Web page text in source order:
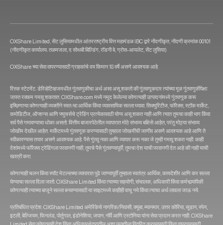
OXShare Limited, सेंट लुसियामधील आंतरराष्ट्रीय वित्त महामंडळ IBC द्वारे नोंदणीकृत, नोंदणी क्रमांक 00101
(नोंदणीकृत कार्यालय: तळमजला, द सोथबी बिल्डिंग, रॉडनी बे, ग्रोस-आयलेट, सेंट लुसिया)
OXShare च्या सेवा वापरण्यासाठी ग्राहकांचे वय किमान 18 वर्षे असणे आवश्यक आहे.
रिस्क स्टेटमेंट: डेरिव्हेटिव्हजमधील गुंतवणुकीचा अर्थ असा असू शकतो की गुंतवणूकदार त्यांच्या मूळ गुंतवणुकीपेक्षा
जास्त रक्कम गमावू शकतात. OXShare.com मध्ये नमूद केलेल्या कोणत्याही उत्पादनांमध्ये गुंतवणूक करू
इच्छिणाऱ्या कोणत्याही व्यक्तीने स्वतःचा आर्थिक किंवा व्यावसायिक सल्ला घ्यावा. सिक्युरिटीज, फॉरेक्स, स्टॉक मार्केट,
कमोडिटीज, ऑप्शन्स आणि फ्युचर्सचे ट्रेडिंग प्रत्येकासाठी योग्य असू शकत नाही आणि त्यात तुमचा काही भाग किंवा
सर्व पैसे गमावण्याचा धोका असतो. वित्तीय बाजारपेठेतील व्यापारात मोठे संभाव्य बक्षिसे आहेत, परंतु मोठ्या संभाव्य
जोखीम देखील आहेत. मार्केटमध्ये गुंतवणूक करण्यासाठी तुम्हाला जोखमींची जाणीव असणे आवश्यक आहे आणि ते
स्वीकारण्यास तयार असणे आवश्यक आहे. पैसे गुंतवू नका आणि व्यापार करू नका जे तुम्ही गमावू शकत नाही. काही
देशांमध्ये फॉरेक्स ट्रेडिंगला परवानगी नाही, तुमचे पैसे गुंतवण्यापूर्वी, तुमचा देश याची परवानगी देत आहे की नाही याची
खात्री करा.
कोणत्याही चलन किंवा स्पॉट मेटल्सच्या व्यापारात पुढे जाण्यापूर्वी तुम्हाला स्वतंत्र आर्थिक, कायदेशीर आणि कर सल्ला
घेण्याचा सल्ला दिला जातो. OXShare Limited किंवा त्‍याच्‍या सहयोगी, संचालक, अधिकारी किंवा कर्मचार्‍यांपैकी
कोणत्‍याही त्‍याच्‍या बाजूने सल्‍ला बनवण्‍यासाठी या साइटमध्‍ये काहीही वाचू नये किंवा त्याचा अर्थ लावला जाऊ नये.
प्रतिबंधित प्रदेश: OXShare Limited अमेरिकेचे नागरिक/निवासी, क्यूबा, म्यानमार, उत्तर कोरिया, सूडान, स्पेन,
इटली, बेल्जियम, फिनलंड, पोर्तुगाल, इंडोनेशिया, जपान, नॉर्वे आणि एस्टोनिया यांना सेवा प्रदान करत नाही. OXShare